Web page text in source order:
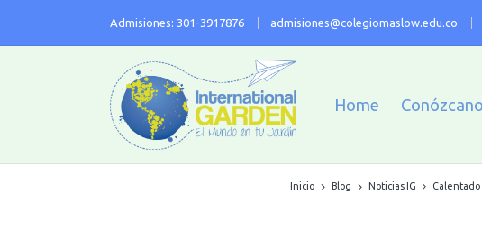
Admisiones: 301-3917876 admisiones@colegiomaslow.edu.co
Home
Inicio Blog Noticias IG Calentado